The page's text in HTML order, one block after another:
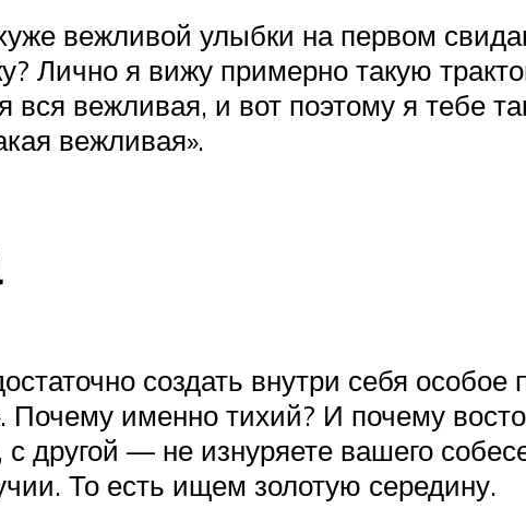
вежливой улыбки на первом
Лично я вижу примерно такую
вся вежливая, и вот поэтому я тебе
вежливая».
создать внутри себя особое
Почему именно тихий? И почему
другой — не изнуряете вашего
То есть ищем золотую середину.